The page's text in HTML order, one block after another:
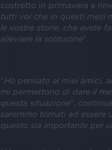
costretto in primavera a
tutti voi che in questi mesi
le vostre storie, che avete
alleviare la solitudine”.
“Ho pensato ai miei amici,
mi permettono di dare il
questa situazione”, continua
saremmo tornati ad
questo sia importante per